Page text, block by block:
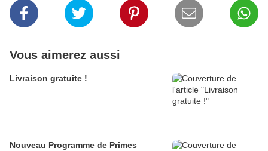
Vous aimerez aussi
Livraison gratuite !
Nouveau Programme de Primes